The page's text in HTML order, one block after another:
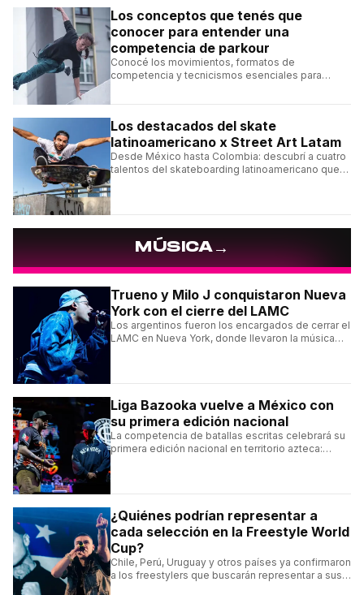
Los conceptos que tenés que
conocer para entender una
competencia de parkour
Conocé los movimientos, formatos de
competencia y tecnicismos esenciales para
Los destacados del skate
latinoamericano x Street Art Latam
Desde México hasta Colombia: descubrí a cuatro
talentos del skateboarding latinoamericano que
MÚSICA→
Trueno y Milo J conquistaron Nueva
York con el cierre del LAMC
Los argentinos fueron los encargados de cerrar el
LAMC en Nueva York, donde llevaron la música
Liga Bazooka vuelve a México con
su primera edición nacional
La competencia de batallas escritas celebrará su
primera edición nacional en territorio azteca:
¿Quiénes podrían representar a
cada selección en la Freestyle World
Cup?
Chile, Perú, Uruguay y otros países ya confirmaron
a los freestylers que buscarán representar a sus